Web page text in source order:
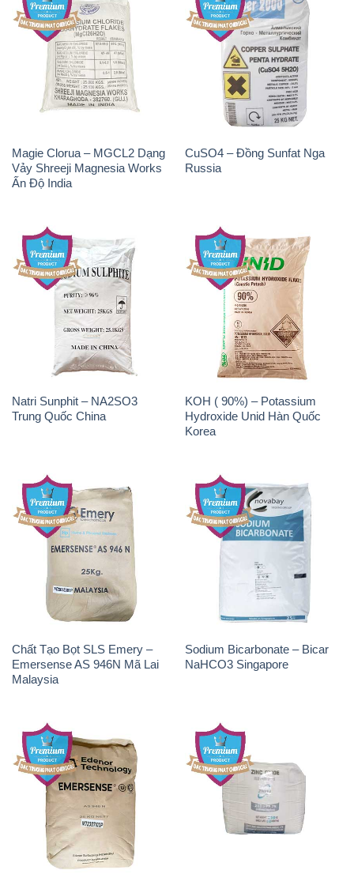
Magie Clorua – MGCL2 Dạng
Vảy Shreeji Magnesia Works
Ấn Độ India
CuSO4 – Đồng Sunfat Nga
Russia
Natri Sunphit – NA2SO3
Trung Quốc China
KOH ( 90%) – Potassium
Hydroxide Unid Hàn Quốc
Korea
Chất Tạo Bọt SLS Emery –
Emersense AS 946N Mã Lai
Malaysia
Sodium Bicarbonate – Bicar
NaHCO3 Singapore